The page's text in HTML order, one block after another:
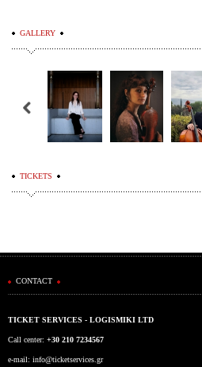
GALLERY
TICKETS
CONTACT
TICKET SERVICES - LOGISMIKI LTD
Call center: +30 210 7234567
e-mail: info@ticketservices.gr